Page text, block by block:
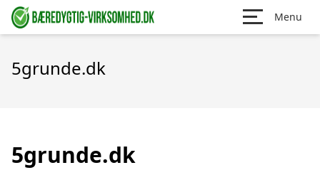
Menu
5grunde.dk
5grunde.dk